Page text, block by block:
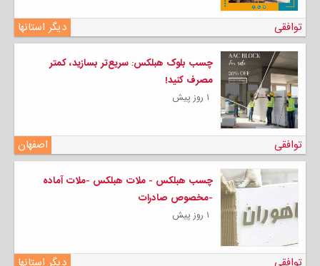
دیگر استانها توافقی
چسب بلوک هبلکس: سریع‌تر بسازید، کمتر
مصرف کنید!
۱ روز پیش
اصفهان توافقی
چسب هبلکس - ملات هبلکس -ملات آماده
-مخصوص صادرات
۱ روز پیش
دیگر استانها توافقی